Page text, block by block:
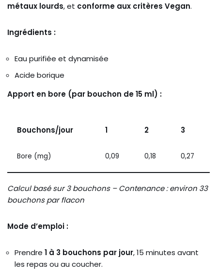
métaux lourds, et conforme aux critères Vegan.
Ingrédients :
Eau purifiée et dynamisée
Acide borique
Apport en bore (par bouchon de 15 ml) :
Bouchons/jour 1 2 3
Bore (mg) 0,09 0,18 0,27
Calcul basé sur 3 bouchons – Contenance : environ 33
bouchons par flacon
Mode d’emploi :
Prendre 1 à 3 bouchons par jour, 15 minutes avant
les repas ou au coucher.